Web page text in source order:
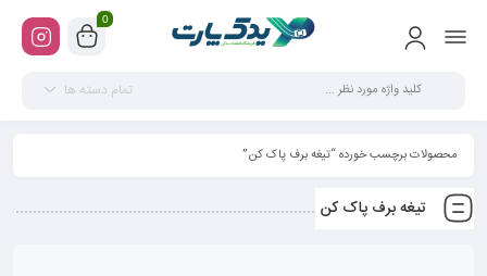
0
تمام دسته ها
محصولات برچسب خورده “تیغه برف پاک کن”
تیغه برف پاک کن